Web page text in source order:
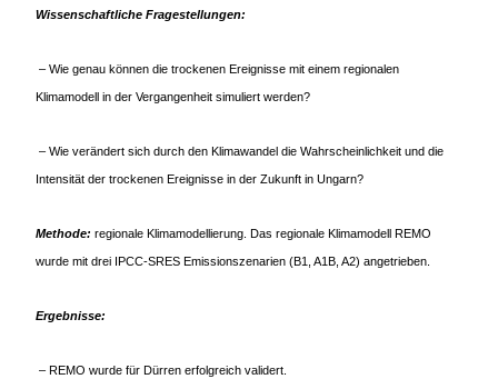
Wissenschaftliche Fragestellungen:
– Wie genau können die trockenen Ereignisse mit einem regionalen
Klimamodell in der Vergangenheit simuliert werden?
– Wie verändert sich durch den Klimawandel die Wahrscheinlichkeit und die
Intensität der trockenen Ereignisse in der Zukunft in Ungarn?
Methode: regionale Klimamodellierung. Das regionale Klimamodell REMO
wurde mit drei IPCC-SRES Emissionszenarien (B1, A1B, A2) angetrieben.
Ergebnisse:
– REMO wurde für Dürren erfolgreich validert.